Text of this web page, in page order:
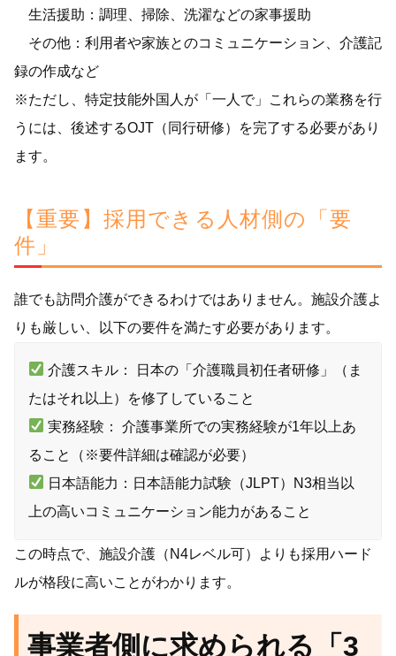
生活援助：調理、掃除、洗濯などの家事援助
その他：利用者や家族とのコミュニケーション、介護記
録の作成など
※ただし、特定技能外国人が「一人で」これらの業務を行
うには、後述するOJT（同行研修）を完了する必要があり
ます。
【重要】採用できる人材側の「要
件」
誰でも訪問介護ができるわけではありません。施設介護よ
りも厳しい、以下の要件を満たす必要があります。
介護スキル： 日本の「介護職員初任者研修」（ま
たはそれ以上）を修了していること
実務経験： 介護事業所での実務経験が1年以上あ
ること（※要件詳細は確認が必要）
日本語能力：日本語能力試験（JLPT）N3相当以
上の高いコミュニケーション能力があること
この時点で、施設介護（N4レベル可）よりも採用ハード
ルが格段に高いことがわかります。
事業者側に求められる「3